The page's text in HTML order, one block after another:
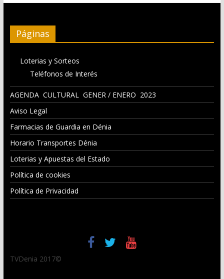
Páginas
Loterias y Sorteos
Teléfonos de Interés
AGENDA CULTURAL GENER / ENERO 2023
Aviso Legal
Farmacias de Guardia en Dénia
Horario Transportes Dénia
Loterias y Apuestas del Estado
Política de cookies
Política de Privacidad
TVDenia 2017©